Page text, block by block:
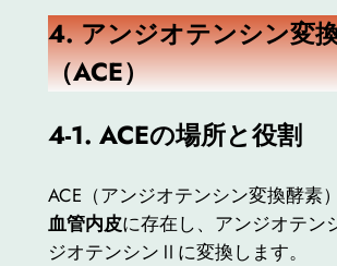
4.アンジオテンシン変
（ACE）
4-1. ACEの場所と役割
ACE（アンジオテンシン変換酵素
血管内皮に存在し、アンジオテ
ジオテンシンⅡに変換します。